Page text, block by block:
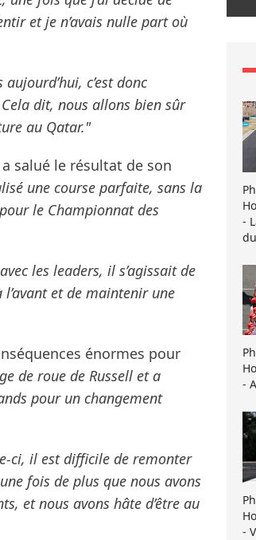
et je n’avais nulle part où
c’est donc
dit, nous allons bien sûr
au Qatar."
salué le résultat de son
une course parfaite, sans la
le Championnat des
les leaders, il s’agissait de
et de maintenir une
énormes pour
de roue de Russell et a
pour un changement
ci, il est difficile de remonter
fois de plus que nous avons
et nous avons hâte d’être au
-
-
-